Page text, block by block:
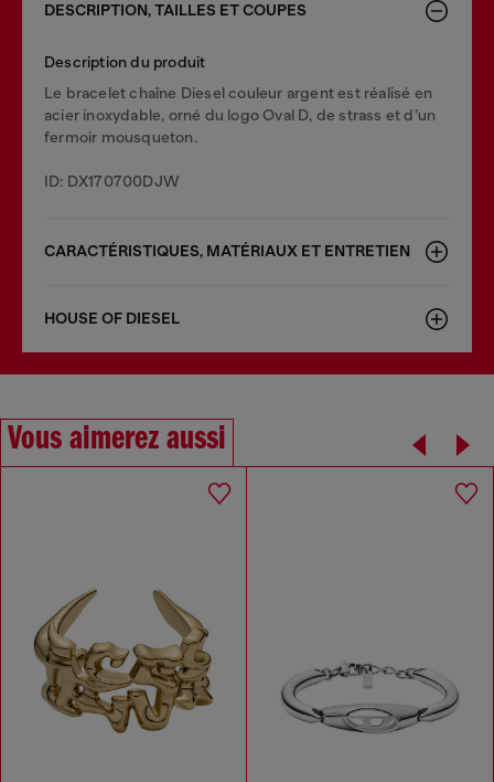
DESCRIPTION, TAILLES ET COUPES
Description du produit
Le bracelet chaîne Diesel couleur argent est réalisé en
acier inoxydable, orné du logo Oval D, de strass et d’un
fermoir mousqueton.
ID: DX170700DJW
CARACTÉRISTIQUES, MATÉRIAUX ET ENTRETIEN
HOUSE OF DIESEL
Vous aimerez aussi